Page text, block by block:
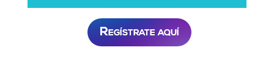
Regístrate aquí